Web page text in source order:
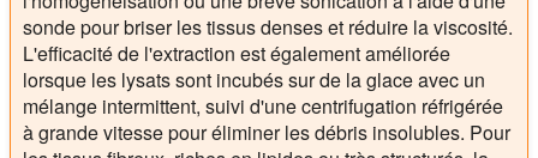
sonde pour briser les tissus denses et réduire la viscosité.
L'efficacité de l'extraction est également améliorée
lorsque les lysats sont incubés sur de la glace avec un
mélange intermittent, suivi d'une centrifugation réfrigérée
à grande vitesse pour éliminer les débris insolubles. Pour